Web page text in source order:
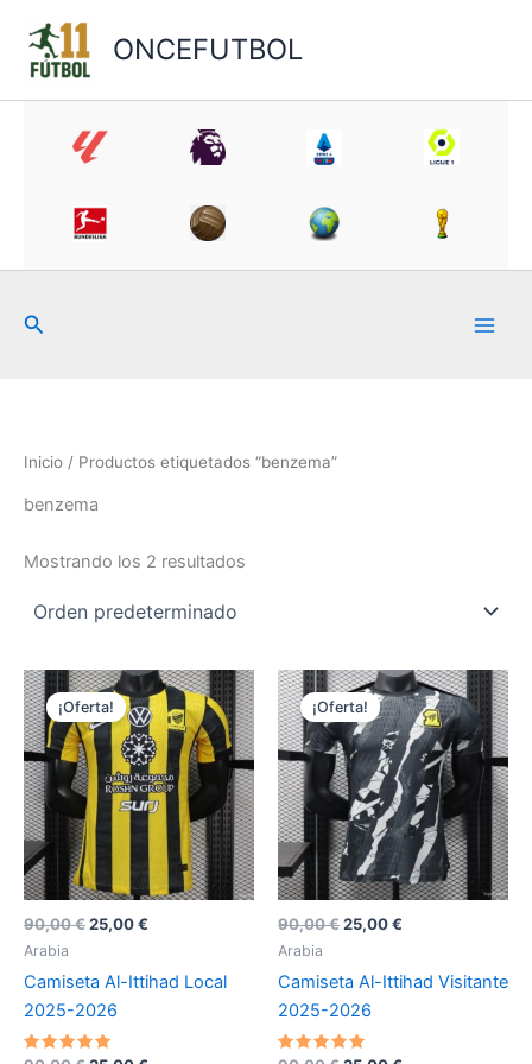
contenido
ONCEFUTBOL
Buscar
Inicio / Productos etiquetados “benzema”
benzema
Mostrando los 2 resultados
90,00€El
era:
90,00 €.
25,00€
es:
¡Oferta!
Arabia
Camiseta Al-Ittihad Local
2025-2026
90,00€El
era:
90,00 €.
25,00€
es:
¡Oferta!
Arabia
Camiseta Al-Ittihad Visitante
2025-2026